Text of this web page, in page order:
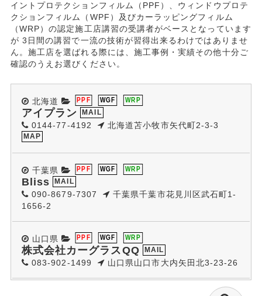
イントプロテクションフィルム（PPF）、ウィンドウプロテ
クションフィルム（WPF）及びカーラッピングフィルム
（WRP）の認定施工店講習の受講者がベースとなっています
が 3日間の講習で一流の技術が習得出来るわけではありませ
ん。施工店を選ばれる際には、施工事例・実績その他十分ご
確認のうえお選びください。
北海道 PPF WGF WRP
アイプラン MAIL
0144-77-4192 北海道苫小牧市矢代町2-3-3
MAP
千葉県 PPF WGF WRP
Bliss MAIL
090-8679-7307
千葉県千葉市花見川区武石町1-
1656-2
山口県 PPF WGF WRP
株式会社カーグラスQQ MAIL
083-902-1499 山口県山口市大内矢田北3-23-26